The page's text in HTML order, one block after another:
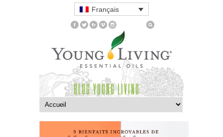
Français
BLOG YOUNG LIVING